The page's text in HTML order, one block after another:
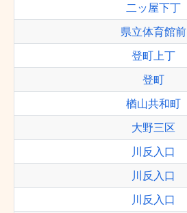
二ッ屋下丁
県立体育館前
登町上丁
登町
楢山共和町
大野三区
川反入口
川反入口
川反入口